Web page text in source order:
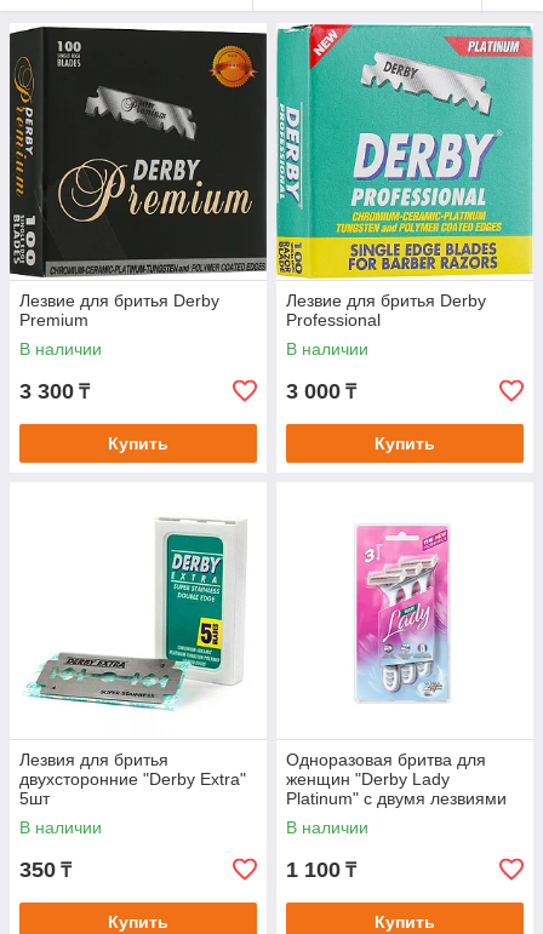
Лезвие для бритья Derby
Premium
В наличии
3 300 ₸
Купить
Лезвие для бритья Derby
Professional
В наличии
3 000 ₸
Купить
Лезвия для бритья
двухсторонние "Derby Extra"
5шт
В наличии
350 ₸
Купить
Одноразовая бритва для
женщин "Derby Lady
Platinum" с двумя лезвиями
В наличии
1 100 ₸
Купить